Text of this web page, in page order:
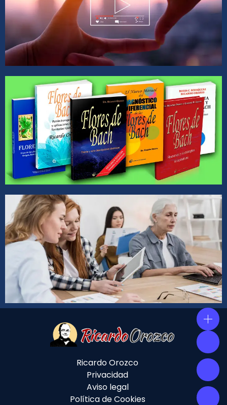
Ricardo Orozco
Privacidad
Aviso legal
Política de Cookies